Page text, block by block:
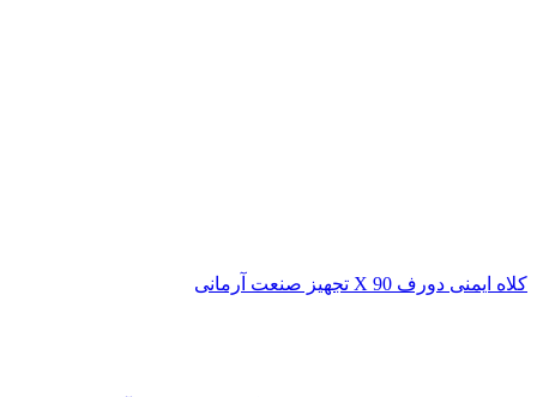
کلاه ایمنی دورف 90 X تجهیز صنعت آرمانی